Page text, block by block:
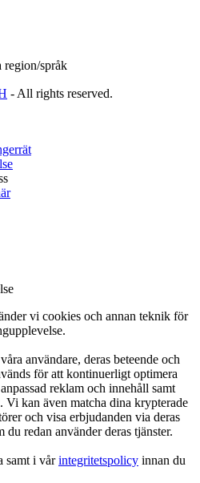
region/språk
- All rights reserved.
vi cookies och annan teknik för
användare, deras beteende och
för att kontinuerligt optimera
reklam och innehåll samt
Vi kan även matcha dina krypterade
och visa erbjudanden via deras
redan använder deras tjänster.
samt i vårintegritetspolicy innan du